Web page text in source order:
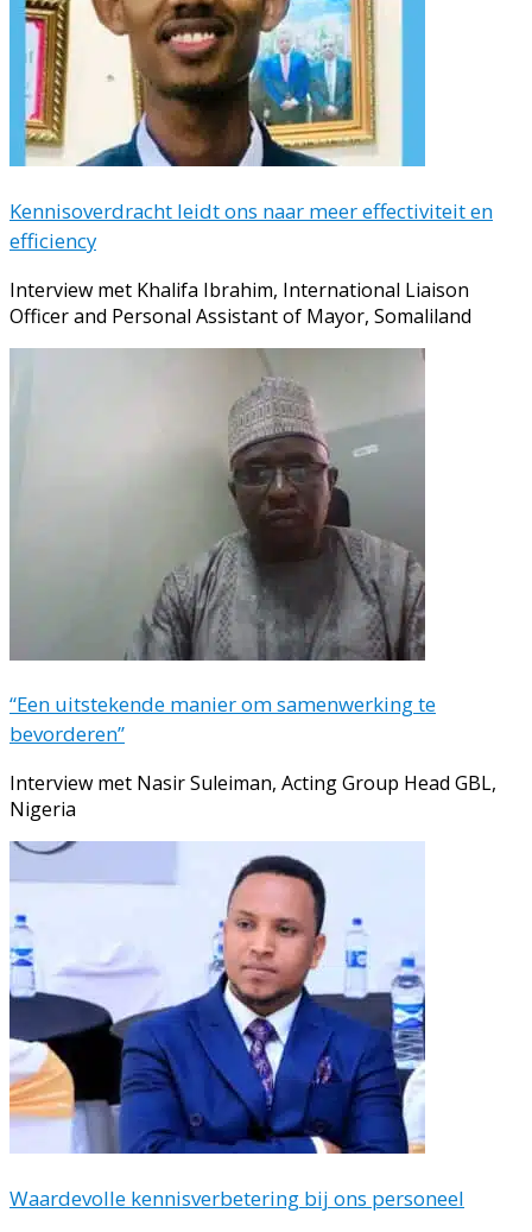
Kennisoverdracht leidt ons naar meer effectiviteit en
efficiency
Interview met Khalifa Ibrahim, International Liaison
Officer and Personal Assistant of Mayor, Somaliland
“Een uitstekende manier om samenwerking te
bevorderen”
Interview met Nasir Suleiman, Acting Group Head GBL,
Nigeria
Waardevolle kennisverbetering bij ons personeel